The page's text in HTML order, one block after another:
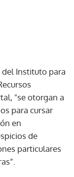
del Instituto para
"se otorgan a
para cursar
en
de
particulares